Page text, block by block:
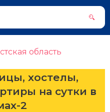
область
хостелы,
на сутки в
2